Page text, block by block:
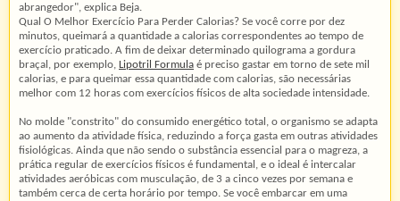
abrangedor", explica Beja.
Qual O Melhor Exercício Para Perder Calorias? Se você corre por dez
minutos, queimará a quantidade a calorias correspondentes ao tempo de
exercício praticado. A fim de deixar determinado quilograma a gordura
braçal, por exemplo, Lipotril Formula é preciso gastar em torno de sete mil
calorias, e para queimar essa quantidade com calorias, são necessárias
melhor com 12 horas com exercícios físicos de alta sociedade intensidade.
No molde "constrito" do consumido energético total, o organismo se adapta
ao aumento da atividade física, reduzindo a força gasta em outras atividades
fisiológicas. Ainda que não sendo o substância essencial para o magreza, a
prática regular de exercícios físicos é fundamental, e o ideal é intercalar
atividades aeróbicas com musculação, de 3 a cinco vezes por semana e
também cerca de certa horário por tempo. Se você embarcar em uma